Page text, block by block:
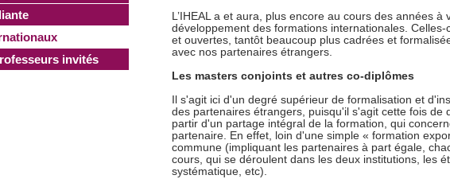
invités
L’IHEAL a et aura, plus encore au cours des années
développement des formations internationales.
et ouvertes, tantôt beaucoup plus cadrées et
avec nos partenaires étrangers.
Les masters conjoints et autres co-diplômes
Il s'agit ici d'un degré supérieur de formalisation et
des partenaires étrangers, puisqu'il s'agit cette fois
partir d'un partage intégral de la formation, qui
partenaire. En effet, loin d'une simple « formation
commune (impliquant les partenaires à part égale,
cours, qui se déroulent dans les deux institutions, les
systématique, etc).